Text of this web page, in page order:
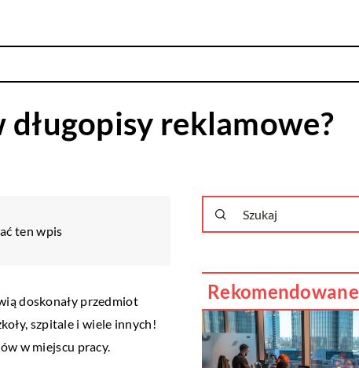
reklamowe?
ten wpis
doskonały przedmiot
szpitale i wiele innych!
w miejscu pracy.
Rekomendowane